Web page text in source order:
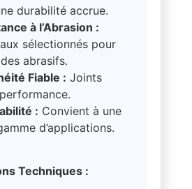
durabilité accrue.
à l’Abrasion :
sélectionnés pour
abrasifs.
Fiable : Joints
: Convient à une
d’applications.
Techniques :